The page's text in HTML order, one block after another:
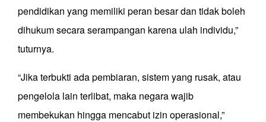
pendidikan yang memiliki peran besar dan tidak boleh
dihukum secara serampangan karena ulah individu,”
tuturnya.
“Jika terbukti ada pembiaran, sistem yang rusak, atau
pengelola lain terlibat, maka negara wajib
membekukan hingga mencabut izin operasional,”